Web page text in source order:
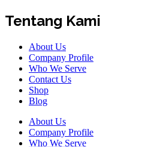
Tentang Kami
About Us
Company Profile
Who We Serve
Contact Us
Shop
Blog
About Us
Company Profile
Who We Serve